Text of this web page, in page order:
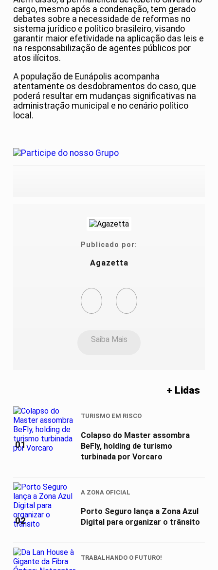
cargo, mesmo após a condenação, tem gerado
debates sobre a necessidade de reformas no
sistema jurídico e político brasileiro, visando
garantir maior efetividade na aplicação das leis e
na responsabilização de agentes públicos por
atos ilícitos.
A população de Eunápolis acompanha
atentamente os desdobramentos do caso, que
poderá resultar em mudanças significativas na
administração municipal e no cenário político
local.
Publicado por:
Agazetta
Saiba Mais
+ Lidas
01
TURISMO EM RISCO
Colapso do Master assombra
BeFly, holding de turismo
turbinada por Vorcaro
02
A ZONA OFICIAL
Porto Seguro lança a Zona Azul
Digital para organizar o trânsito
TRABALHANDO O FUTURO!